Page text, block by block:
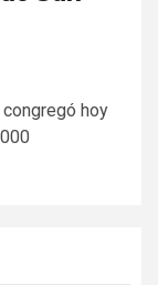
hoy